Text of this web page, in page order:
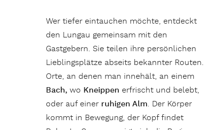
Wer tiefer eintauchen möchte, entdeckt
den Lungau gemeinsam mit den
Gastgebern. Sie teilen ihre persönlichen
Lieblingsplätze abseits bekannter Routen.
Orte, an denen man innehält, an einem
Bach, wo Kneippen erfrischt und belebt,
oder auf einer ruhigen Alm. Der Körper
kommt in Bewegung, der Kopf findet